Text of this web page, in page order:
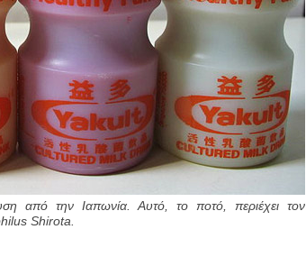
από την Ιαπωνία. Αυτό, το ποτό, περιέχει τον
Shirota.